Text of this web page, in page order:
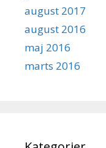
august 2017
august 2016
maj 2016
marts 2016